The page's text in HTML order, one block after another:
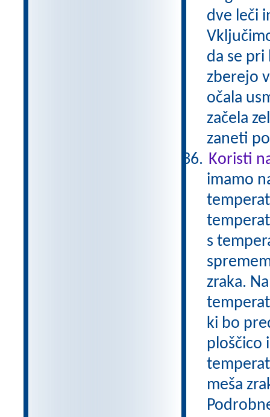
dve leči
da se pri
zberejo
očala
začela
zaneti
Koristi
imamo
s
zraka.
ki bo
ploščico
meša